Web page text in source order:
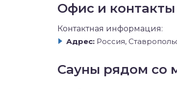
Офис и контакты
Контактная информация:
Адрес: Россия,
Сауны рядом со